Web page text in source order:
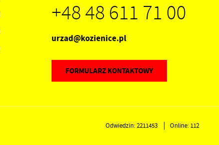
+48 48 611 71 00
urzad@kozienice.pl
FORMULARZ KONTAKTOWY
Odwiedzin: 2211453 Online: 112